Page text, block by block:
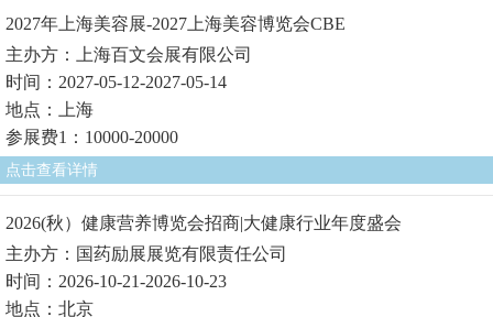
2027年上海美容展-2027上海美容博览会CBE
主办方：上海百文会展有限公司
时间：2027-05-12-2027-05-14
地点：上海
参展费1：10000-20000
点击查看详情
2026(秋）健康营养博览会招商|大健康行业年度盛会
主办方：国药励展展览有限责任公司
时间：2026-10-21-2026-10-23
地点：北京